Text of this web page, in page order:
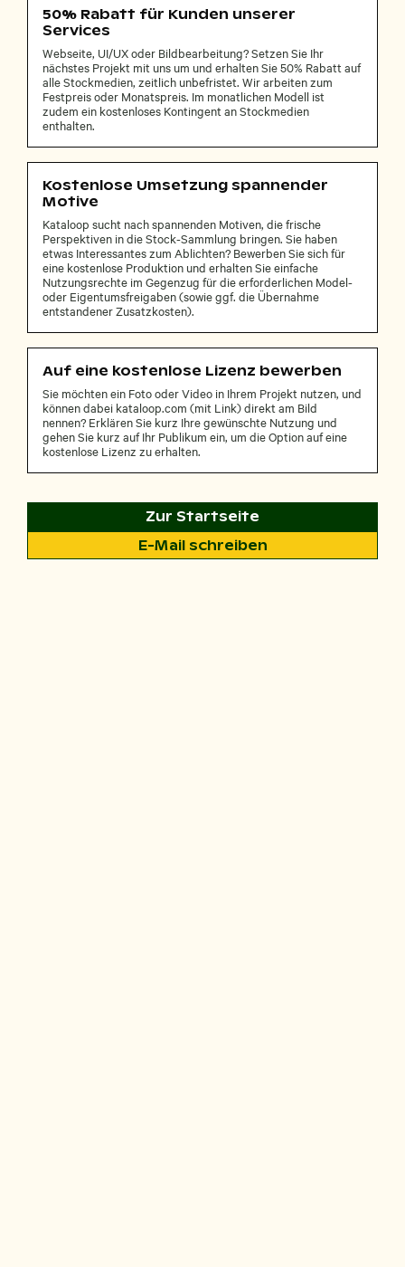
50% Rabatt für Kunden unserer
Services
Webseite, UI/UX oder Bildbearbeitung? Setzen Sie Ihr
nächstes Projekt mit uns um und erhalten Sie 50% Rabatt auf
alle Stockmedien, zeitlich unbefristet. Wir arbeiten zum
Festpreis oder Monatspreis. Im monatlichen Modell ist
zudem ein kostenloses Kontingent an Stockmedien
enthalten.
Kostenlose Umsetzung spannender
Motive
Kataloop sucht nach spannenden Motiven, die frische
Perspektiven in die Stock-Sammlung bringen. Sie haben
etwas Interessantes zum Ablichten? Bewerben Sie sich für
eine kostenlose Produktion und erhalten Sie einfache
Nutzungsrechte im Gegenzug für die erforderlichen Model-
oder Eigentumsfreigaben (sowie ggf. die Übernahme
entstandener Zusatzkosten).
Auf eine kostenlose Lizenz bewerben
Sie möchten ein Foto oder Video in Ihrem Projekt nutzen, und
können dabei kataloop.com (mit Link) direkt am Bild
nennen? Erklären Sie kurz Ihre gewünschte Nutzung und
gehen Sie kurz auf Ihr Publikum ein, um die Option auf eine
kostenlose Lizenz zu erhalten.
Zur Startseite
E-Mail schreiben